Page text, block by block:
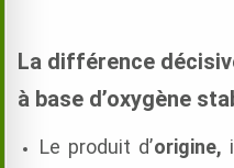
La différence
à base d’oxygène
Le produit d’origine,